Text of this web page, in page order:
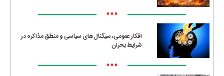
•••
افکار عمومی، سیگنال‌های سیاسی و منطق مذاکره در
شرایط بحران
•••